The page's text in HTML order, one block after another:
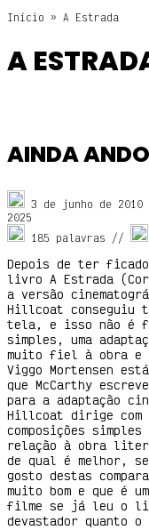
Início » A Estrada
A
AINDA
3 de junho de 2010
2025
185 palavras //
Depois de ter ficado
livro A Estrada
a versão
Hillcoat conseguiu
tela, e isso não é
simples, uma
muito fiel à obra e
Viggo Mortensen
que McCarthy
para a adaptação
Hillcoat dirige com
composições
relação à obra
de qual é melhor,
gosto destas
muito bom e que é
filme se já leu o
devastador quanto